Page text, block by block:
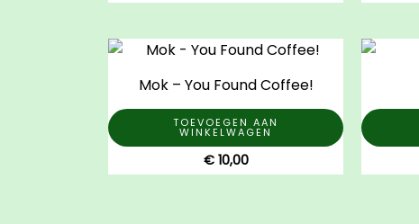
Mok – You Found Coffee!
TOEVOEGEN AAN
WINKELWAGEN
€10,00